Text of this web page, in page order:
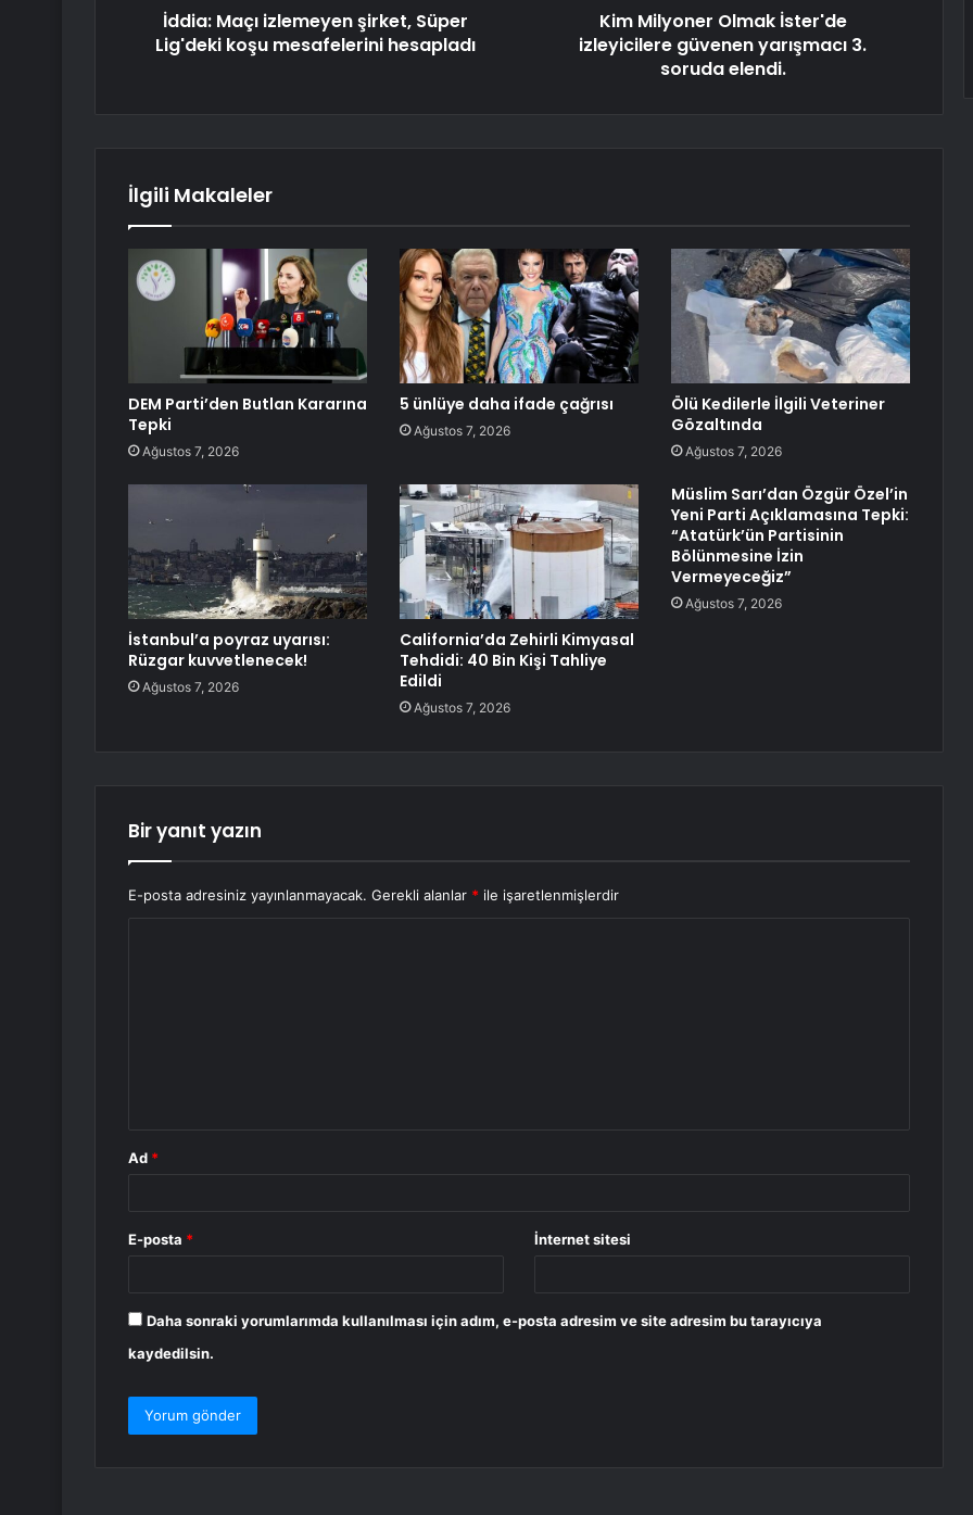
İddia: Maçı izlemeyen şirket, Süper
Lig'deki koşu mesafelerini hesapladı
Kim Milyoner Olmak İster'de
izleyicilere güvenen yarışmacı 3.
soruda elendi.
İlgili Makaleler
DEM Parti’den Butlan Kararına
Tepki
Ağustos 7, 2026
5 ünlüye daha ifade çağrısı
Ağustos 7, 2026
Ölü Kedilerle İlgili Veteriner
Gözaltında
Ağustos 7, 2026
İstanbul’a poyraz uyarısı:
Rüzgar kuvvetlenecek!
Ağustos 7, 2026
California’da Zehirli Kimyasal
Tehdidi: 40 Bin Kişi Tahliye
Edildi
Ağustos 7, 2026
Müslim Sarı’dan Özgür Özel’in
Yeni Parti Açıklamasına Tepki:
“Atatürk’ün Partisinin
Bölünmesine İzin
Vermeyeceğiz”
Ağustos 7, 2026
Bir yanıt yazın
E-posta adresiniz yayınlanmayacak. Gerekli alanlar * ile işaretlenmişlerdir
Ad *
E-posta * İnternet sitesi
Daha sonraki yorumlarımda kullanılması için adım, e-posta adresim ve site adresim bu tarayıcıya
kaydedilsin.